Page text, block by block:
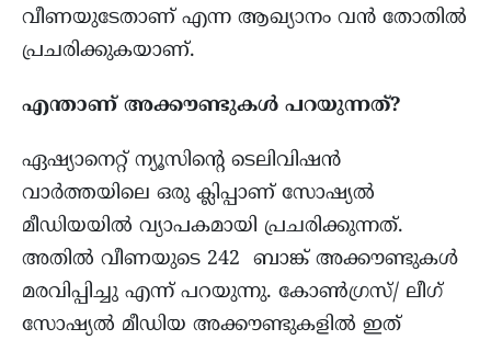
വീണയുടേതാണ് എന്ന ആഖ്യാനം വൻ തോതിൽ
പ്രചരിക്കുകയാണ്.
എന്താണ് അക്കൗണ്ടുകൾ പറയുന്നത്?
ഏഷ്യാനെറ്റ് ന്യൂസിൻ്റെ ടെലിവിഷൻ
വാർത്തയിലെ ഒരു ക്ലിപ്പാണ് സോഷ്യൽ
മീഡിയയിൽ വ്യാപകമായി പ്രചരിക്കുന്നത്.
അതിൽ വീണയുടെ 242 ബാങ്ക് അക്കൗണ്ടുകൾ
മരവിപ്പിച്ചു എന്ന് പറയുന്നു. കോൺഗ്രസ്/ ലീഗ്
സോഷ്യൽ മീഡിയ അക്കൗണ്ടുകളിൽ ഇത്